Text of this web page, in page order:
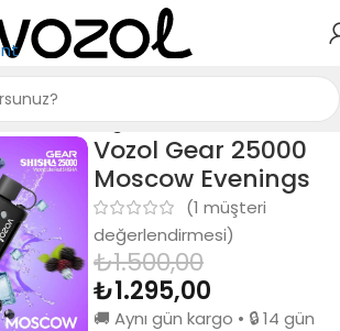
Elektronik Sigara
için tıkla
Vozol Gear 25000
Moscow Evenings
(1 müşteri
değerlendirmesi)
₺1.500,00
₺1.295,00
🚚 Aynı gün kargo • 🔒 14 gün